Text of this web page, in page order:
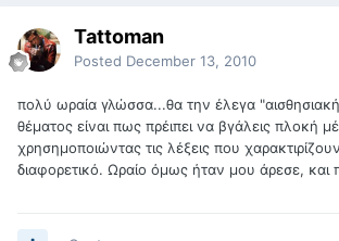
Tattoman
Posted December 13, 2010
πολύ ωραία γλώσσα...θα την έλεγα
θέματος είναι πως πρέιπει να βγάλεις πλοκή
χρησημοποιώντας τις λέξεις που
διαφορετικό. Ωραίο όμως ήταν μου άρεσε, και